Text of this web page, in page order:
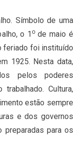
Símbolo de uma
o 1 o de maio é
feriado foi instituído
1925. Nesta data,
pelos poderes
Cultura,
estão sempre
e dos governos
para os